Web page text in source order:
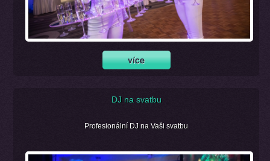
DJ na svatbu
Profesionální DJ na Vaši svatbu